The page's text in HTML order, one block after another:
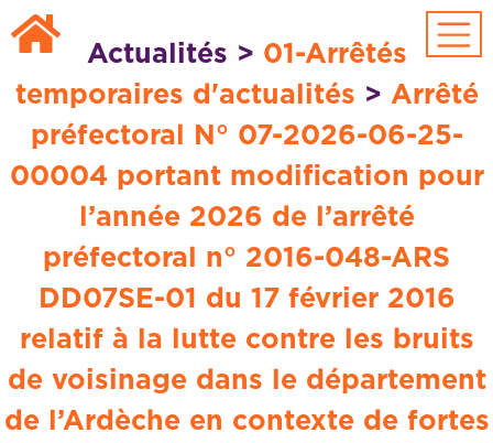
Passer au contenu principal
Actualités > 01-Arrêtés
temporaires d'actualités > Arrêté
préfectoral N° 07-2026-06-25-
00004 portant modification pour
l’année 2026 de l’arrêté
préfectoral n° 2016-048-ARS
DD07SE-01 du 17 février 2016
relatif à la lutte contre les bruits
de voisinage dans le département
de l’Ardèche en contexte de fortes